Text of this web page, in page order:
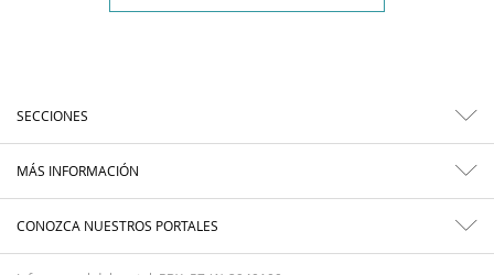
SECCIONES
MÁS INFORMACIÓN
CONOZCA NUESTROS PORTALES